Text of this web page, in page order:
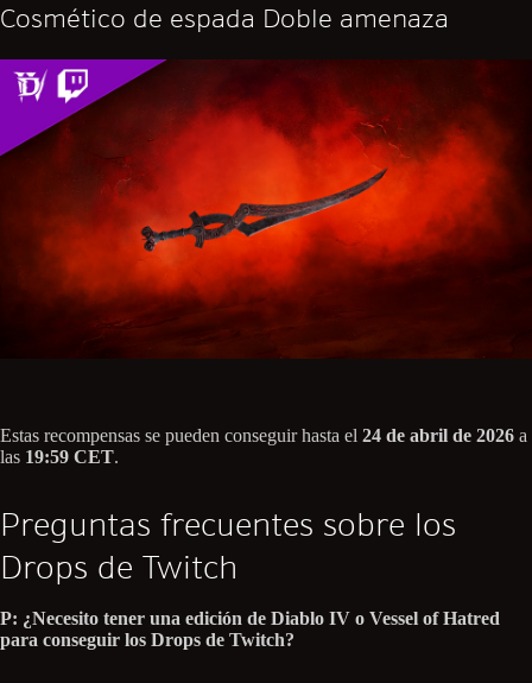
Cosmético de espada Doble amenaza
Estas recompensas se pueden conseguir hasta el 24 de abril de 2026 a
las 19:59 CET.
Preguntas frecuentes sobre los
Drops de Twitch
P: ¿Necesito tener una edición de Diablo IV o Vessel of Hatred
para conseguir los Drops de Twitch?